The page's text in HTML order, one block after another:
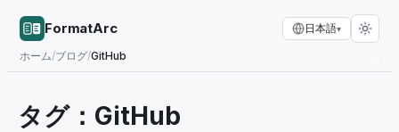
FormatArc
ホーム/ブログ/GitHub
日本語▾
タグ： GitHub